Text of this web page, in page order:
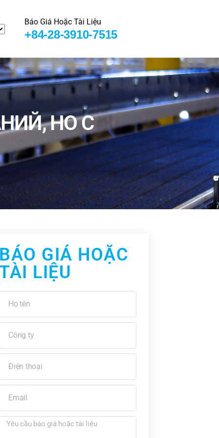
Báo Giá Hoặc Tài Liệu
+84-28-3910-7515
НО С
BÁO GIÁ HOẶC
LIỆU